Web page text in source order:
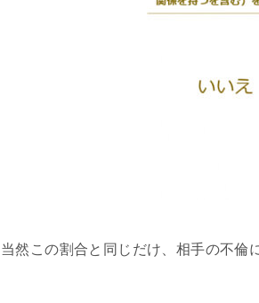
当然この割合と同じだけ、相手の不倫